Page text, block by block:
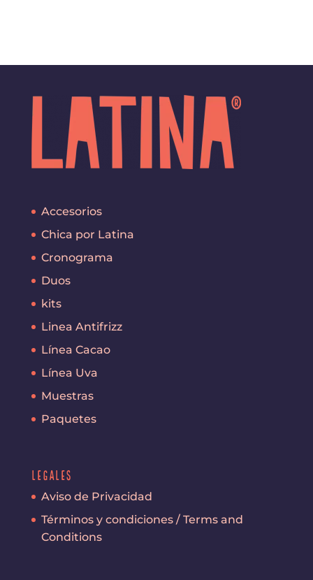
Accesorios
Chica por Latina
Cronograma
Duos
kits
Linea Antifrizz
Línea Cacao
Línea Uva
Muestras
Paquetes
Legales
Aviso de Privacidad
Términos y condiciones / Terms and
Conditions